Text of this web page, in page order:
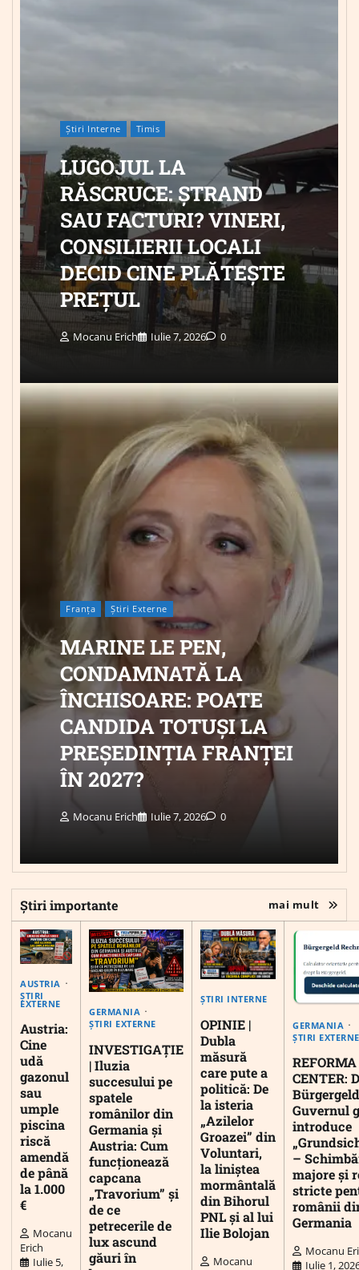
Știri Interne Timis
LUGOJUL LA
RĂSCRUCE: ȘTRAND
SAU FACTURI? VINERI,
CONSILIERII LOCALI
DECID CINE PLĂTEȘTE
PREȚUL
Mocanu Erich Iulie 7, 2026 0
Franța Știri Externe
MARINE LE PEN,
CONDAMNATĂ LA
ÎNCHISOARE: POATE
CANDIDA TOTUȘI LA
PREȘEDINȚIA FRANȚEI
ÎN 2027?
Mocanu Erich Iulie 7, 2026 0
Știri importante mai mult
AUSTRIA
ȘTIRI
EXTERNE
Austria:
Cine
udă
gazonul
sau
umple
piscina
riscă
amendă
de până
la 1.000
€
Mocanu
Erich
Iulie 5,
GERMANIA
ȘTIRI EXTERNE
INVESTIGAȚIE
| Iluzia
succesului pe
spatele
românilor din
Germania și
Austria: Cum
funcționează
capcana
„Travorium” și
de ce
petrecerile de
lux ascund
găuri în
ȘTIRI INTERNE
OPINIE |
Dubla
măsură
care pute a
politică: De
la isteria
„Azilelor
Groazei” din
Voluntari,
la liniștea
mormântală
din Bihorul
PNL și al lui
Ilie Bolojan
Mocanu
GERMANIA
ȘTIRI EXTERNE
CENTER:
Guvernul
introduce
–
majore și
stricte
românii
Germania
Mocanu
Iulie 1,